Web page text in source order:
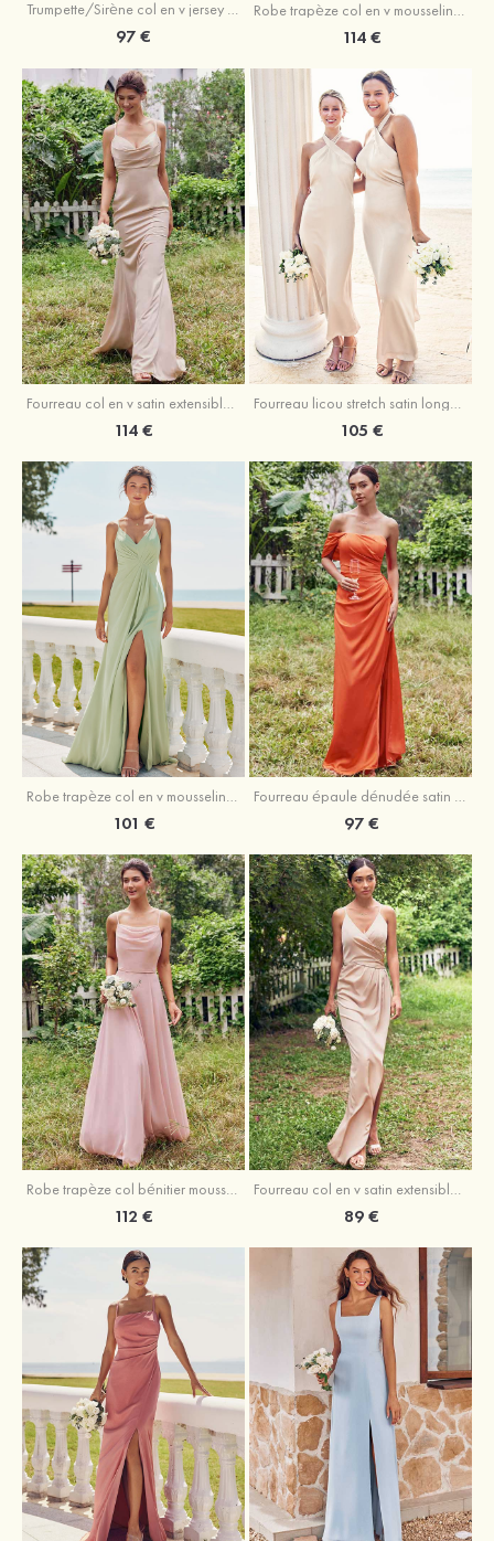
Trumpette/Sirène col en v jersey ras du sol robe de demoiselle d'honneur
97 € 114 €
Fourreau col en v satin extensible ras du sol robe de demoiselle d'honneur
114 €
Fourreau licou stretch satin longueur cheville robe de demoiselle d'honneur
105 €
Robe trapèze col en v mousseline ras du sol robe de demoiselle d'honneur
101 €
Fourreau épaule dénudée satin extensible ras du sol robe de demoiselle d'honneur
97 €
Robe trapèze col bénitier mousseline ras du sol robe de demoiselle d'honneur
112 €
Fourreau col en v satin extensible asymétrique robe de demoiselle d'honneur
89 €